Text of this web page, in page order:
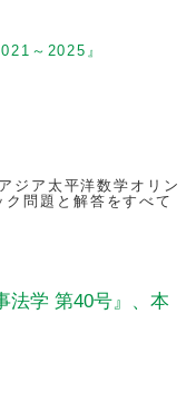
～2025』
ジア太平洋数学オリン
問題と解答をすべて
法学 第40号』、本